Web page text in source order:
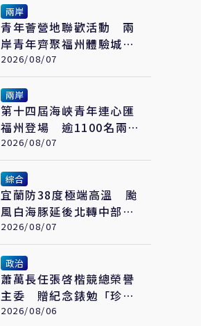
兩岸
青年薈營地聯歡活動 兩
岸青年齊聚福州體驗城市
文化
2026/08/07
兩岸
第十四屆海峽青年連心匯
福州登場 逾1100名兩岸
青年參與交流
2026/08/07
綜合
宜蘭防38度極端高溫 颱
風白海豚延後北轉中部以
北父親節防豪大雨
2026/08/07
政治
蕭萬長任張啓楷競總榮譽
主委 贈紀念錶勉「珍惜
時間、認真打拚」
2026/08/06